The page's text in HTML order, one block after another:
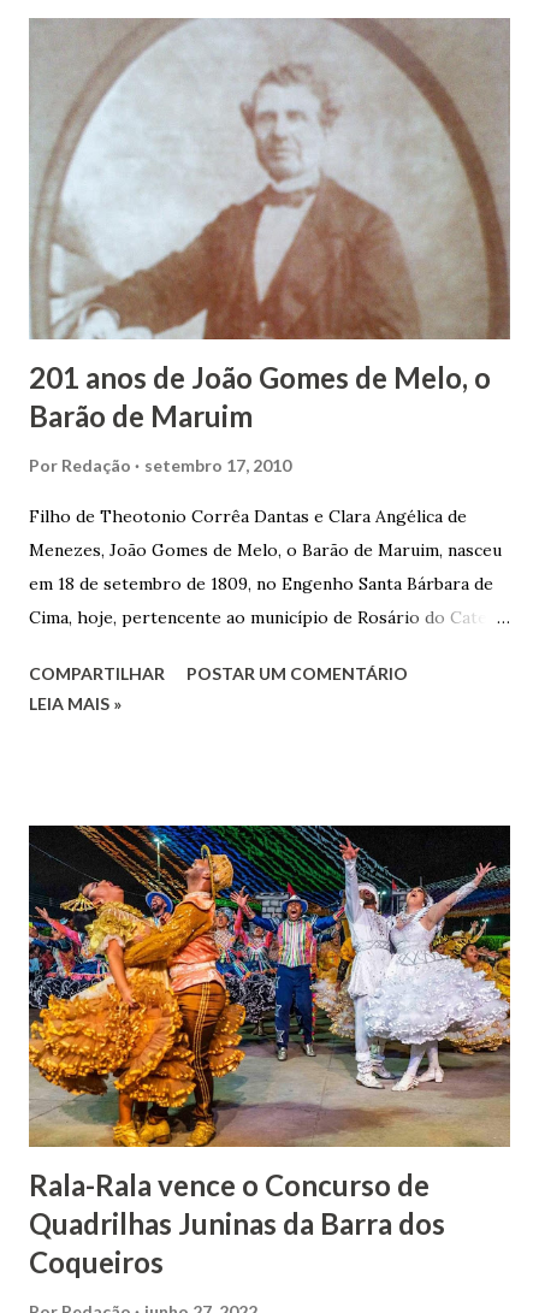
infância pobre, João Vieira não pôde se dedicar aos
estudos, e então passou a colocar o trabalho em primeiro
plano para auxiliar na renda familiar. No comércio foi
garçon, dono de bar, de armarinho e depois de uma
panificação. “Ao contrário de muitos, que renegam suas
raízes e procuram obscurecer seu passado, orgulhava-se
em defender o pão como garçon, tendo incontáveis vezes
que trabalhar copiosamente fora de seu horário normal em
trocas de gorjetas que c...
201 anos de João Gomes de Melo, o
Barão de Maruim
Por Redação setembro 17, 2010
Filho de Theotonio Corrêa Dantas e Clara Angélica de
Menezes, João Gomes de Melo, o Barão de Maruim, nasceu
em 18 de setembro de 1809, no Engenho Santa Bárbara de
Cima, hoje, pertencente ao município de Rosário do Catete.
José de Faro Leitão, porém o casamento acabou com o
indiciamento para apropriar-se da volumosa herança. Em
1862, transferiu-se para o Rio de Janeiro e casou-se com
uma irmã do Visconde de Uruguai. O Barão de Maruim
apresentou uma grande dedicação à atividade agrícola, que
lhe proporcionou uma grande reserva financeira. João
Gomes de Melo mandou construir a Igreja Matriz de Nosso
Senhor Bom Jesus dos Passos, que foi inaugurada em 1862 e
doada ao vigário Pe. José Joaquim de Vasconcelos. A Igreja
Matriz...
COMPARTILHAR
POSTAR UM COMENTÁRIO
LEIA MAIS »
Rala-Rala vence o Concurso de
Quadrilhas Juninas da Barra dos
Coqueiros